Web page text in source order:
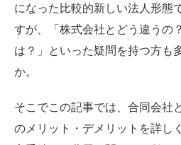
になった比較的新しい法人形態
すが、「株式会社とどう違うの
は？」といった疑問を持つ方も
か。
そこでこの記事では、合同会社
のメリット・デメリットを詳し